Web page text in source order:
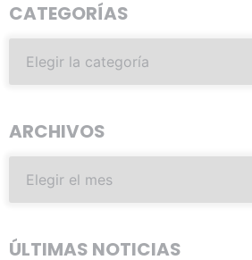
CATEGORÍAS
ARCHIVOS
ÚLTIMAS NOTICIAS